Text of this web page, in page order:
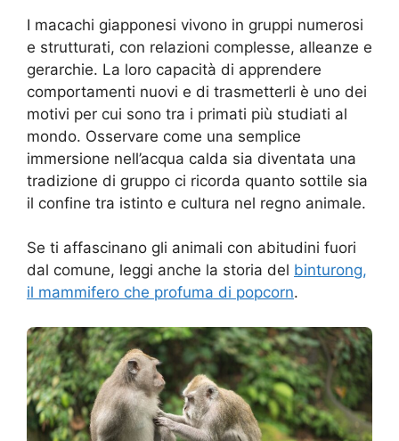
I macachi giapponesi vivono in gruppi numerosi
e strutturati, con relazioni complesse, alleanze e
gerarchie. La loro capacità di apprendere
comportamenti nuovi e di trasmetterli è uno dei
motivi per cui sono tra i primati più studiati al
mondo. Osservare come una semplice
immersione nell’acqua calda sia diventata una
tradizione di gruppo ci ricorda quanto sottile sia
il confine tra istinto e cultura nel regno animale.
Se ti affascinano gli animali con abitudini fuori
dal comune, leggi anche la storia del binturong,
il mammifero che profuma di popcorn.